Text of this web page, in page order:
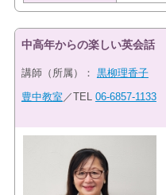
中高年からの楽しい英会話
講師（所属）： 黒柳理香子
豊中教室 ／TEL 06-6857-1133